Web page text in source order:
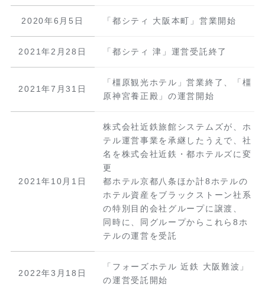
2020年6月5日 「都シティ 大阪本町」営業開始
2021年2月28日 「都シティ 津」運営受託終了
2021年7月31日
「橿原観光ホテル」営業終了、「橿
原神宮養正殿」の運営開始
2021年10月1日
株式会社近鉄旅館システムズが、ホ
テル運営事業を承継したうえで、社
名を株式会社近鉄・都ホテルズに変
更
都ホテル京都八条ほか計8ホテルの
ホテル資産をブラックストーン社系
の特別目的会社グループに譲渡、
同時に、同グループからこれら8ホ
テルの運営を受託
2022年3月18日
「フォーズホテル 近鉄 大阪難波」
の運営受託開始